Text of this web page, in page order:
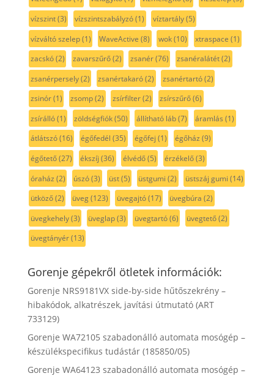
vízszint(3) vízszintszabályzó(1) víztartály(5)
vízváltó szelep(1) WaveActive (8) wok(10) xtraspace (1)
zacskó(2) zavarszűrő(2) zsanér(76) zsanéralátét(2)
zsanérpersely(2) zsanértakaró(2) zsanértartó(2)
zsinór(1) zsomp(2) zsírfilter(2) zsírszűrő(6)
zsírálló(1) zöldségfiók(50) állítható láb(7) áramlás (1)
átlátszó(16) égőfedél (35) égőfej (1) égőház (9)
égőtető(27) ékszíj (36) élvédő(5) érzékelő(3)
óraház (2) úszó(3) üst(5) üstgumi (2) üstszáj gumi (14)
ütköző(2) üveg(123) üvegajtó(17) üvegbúra (2)
üvegkehely(3) üveglap(3) üvegtartó(6) üvegtető(2)
üvegtányér(13)
Gorenje gépekről ötletek információk:
Gorenje NRS9181VX side-by-side hűtőszekrény –
hibakódok, alkatrészek, javítási útmutató (ART
733129)
Gorenje WA72105 szabadonálló automata mosógép –
készülékspecifikus tudástár (185850/05)
Gorenje WA64123 szabadonálló automata mosógép –